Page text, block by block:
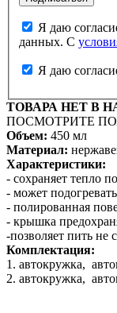
данных. С
Я даю
ТОВАРА НЕТ В
ПОСМОТРИТЕ
Объем: 450 мл
Материал:
Характеристики:
- сохраняет тепло
- может
- полированная
- крышка
-позволяет пить
Комплектация:
1. автокружка,
2. автокружка,